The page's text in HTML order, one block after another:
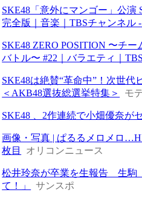
SKE48「意外にマンゴー」公演
完全版｜音楽｜TBSチャンネル
SKE48 ZERO POSITION 〜チ
バトル〜 #22｜バラエティ｜
SKE48は絶賛“革命中”！次世
＜AKB48選抜総選挙特集＞
モ
SKE48 、2作連続で小畑優奈が
画像・写真 | ぱるるメロメロ
枚目
オリコンニュース
松井玲奈が卒業を生報告 生駒
て！」
サンスポ